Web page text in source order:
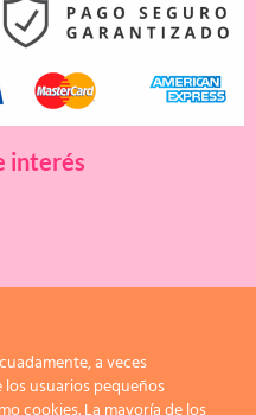
interés
a veces
usuarios pequeños